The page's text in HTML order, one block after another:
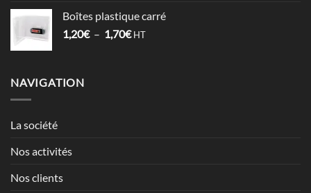
5,98€
à
Boîtes plastique carré
1,20€ – 1,70€Plage
HT
NAVIGATION
La société
Nos activités
Nos clients